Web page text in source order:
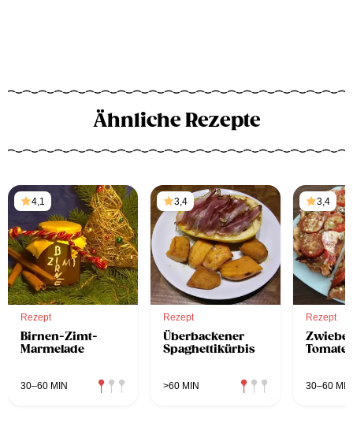
Ähnliche Rezepte
4,1
Rezept
Birnen-Zimt-
Marmelade
30–60 MIN
3,4
Rezept
Überbackener
Spaghettikürbis
>60 MIN
3,4
Rezept
30–60 MIN